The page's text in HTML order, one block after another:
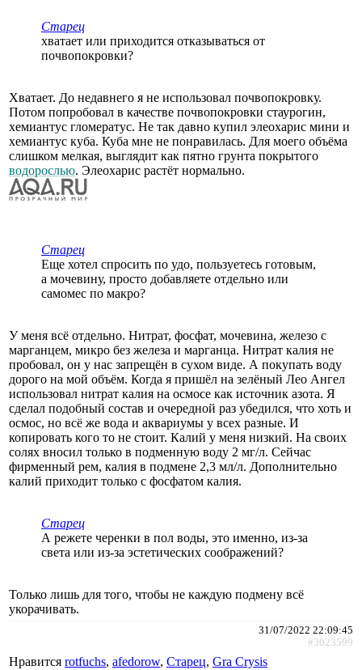
Старец
хватает или приходится отказываться от
почвопокровки?
Хватает. До недавнего я не использовал почвопокровку.
Потом попробовал в качестве почвопокровки стаурогин,
хемиантус гломератус. Не так давно купил элеохарис мини и
хемиантус куба. Куба мне не понравилась. Для моего объёма
слишком мелкая, выглядит как пятно грунта покрытого
водорослью. Элеохарис растёт нормально.
Старец
Еще хотел спросить по удо, пользуетесь готовым,
а мочевину, просто добавляете отдельно или
самомес по макро?
У меня всё отдельно. Нитрат, фосфат, мочевина, железо с
марганцем, микро без железа и марганца. Нитрат калия не
пробовал, он у нас запрещён в сухом виде. А покупать воду
дорого на мой объём. Когда я пришёл на зелёный Лео Ангел
использовал нитрат калия на осмосе как источник азота. Я
сделал подобный состав и очередной раз убедился, что хоть и
осмос, но всё же вода и аквариумы у всех разные. И
копировать кого то не стоит. Калий у меня низкий. На своих
солях вносил только в подменную воду 2 мг/л. Сейчас
фирменный рем, калия в подмене 2,3 мл/л. Дополнительно
калий приходит только с фосфатом калия.
Старец
А режете черенки в пол воды, это именно, из-за
света или из-за эстетических соображений?
Только лишь для того, чтобы не каждую подмену всё
укорачивать.
31/07/2022 22:09:45
#3023599
Нравится rotfuchs, afedorow, Старец, Gra Crysis